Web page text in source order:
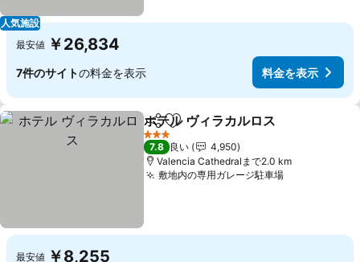
人気施設
最安値 ￥26,834
7件のサイトの料金を表示 料金を表示
シェアお気に入りに追加
ホテル ヴィラカルロス
3 ホテルのランク
7.8 良い
4,950
Valencia Cathedralまで2.0 km
敷地内の専用ガレージ駐車場
最安値 ￥8,255